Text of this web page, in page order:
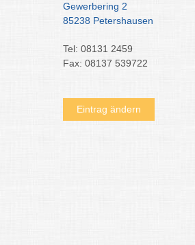
Gewerbering 2
85238 Petershausen
Tel: 08131 2459
Fax: 08137 539722
Eintrag ändern